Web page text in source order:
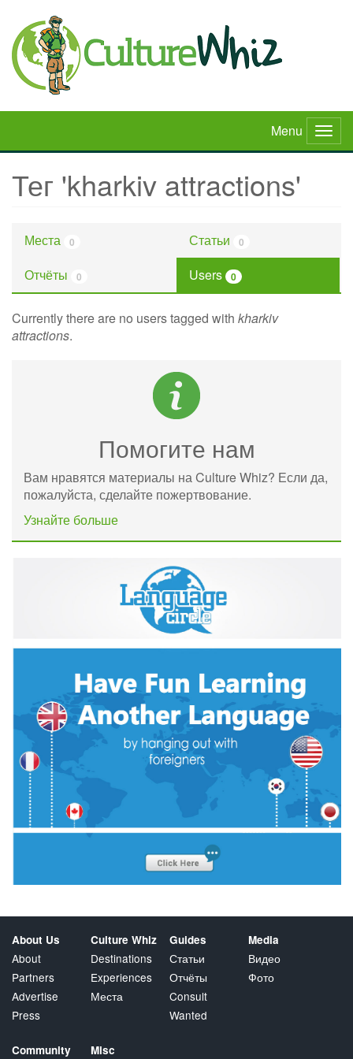
main
content
Menu
Тег 'kharkiv attractions'
Места 0 Статьи 0
Отчёты 0 Users 0
Currently there are no users tagged with kharkiv
attractions.
Помогите нам
Вам нравятся материалы на Culture Whiz? Если да,
пожалуйста, сделайте пожертвование.
Узнайте больше
About Us
About
Partners
Advertise
Press
Culture Whiz
Destinations
Experiences
Места
Guides
Статьи
Отчёты
Consult
Wanted
Media
Видео
Фото
Community Misc